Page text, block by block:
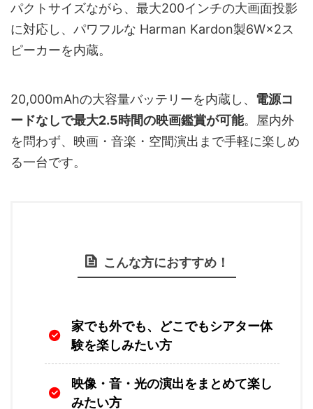
パクトサイズながら、最大200インチの大画面投影
に対応し、パワフルな Harman Kardon製6W×2ス
ピーカーを内蔵。
20,000mAhの大容量バッテリーを内蔵し、 電源コ
ードなしで最大2.5時間の映画鑑賞が可能。屋内外
を問わず、映画・音楽・空間演出まで手軽に楽しめ
る一台です。
こんな方におすすめ！
家でも外でも、どこでもシアター体
験を楽しみたい方
映像・音・光の演出をまとめて楽し
みたい方